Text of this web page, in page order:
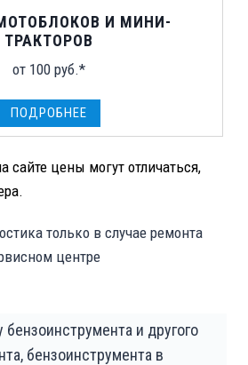
И МИНИ-
ТРАКТОРОВ
от 100 руб.*
ПОДРОБНЕЕ
сайте цены могут отличаться,
только в случае ремонта
центре
бензоинструмента и другого
бензоинструмента в